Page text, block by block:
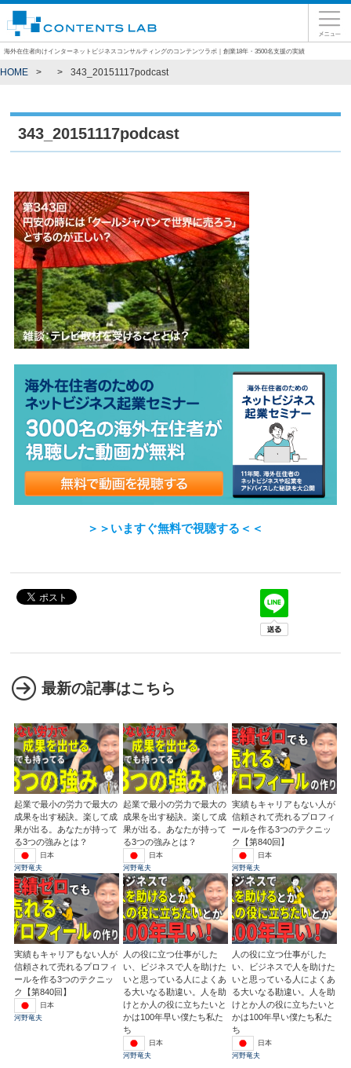
海外在住者向けインターネットビジネスコンサルティングのコンテンツラボ｜創業18年・3500名支援の実績
HOME 343_20151117podcast
343_20151117podcast
＞＞いますぐ無料で視聴する＜＜
最新の記事はこちら
起業で最小の労力で最大の
成果を出す秘訣。楽して成
果が出る。あなたが持って
る3つの強みとは？
日本
河野竜夫
起業で最小の労力で最大の
成果を出す秘訣。楽して成
果が出る。あなたが持って
る3つの強みとは？
日本
河野竜夫
実績もキャリアもない人が
信頼されて売れるプロフィ
ールを作る3つのテクニッ
ク【第840回】
日本
河野竜夫
実績もキャリアもない人が
信頼されて売れるプロフィ
ールを作る3つのテクニッ
ク【第840回】
日本
河野竜夫
人の役に立つ仕事がした
い、ビジネスで人を助けた
いと思っている人によくあ
る大いなる勘違い。人を助
けとか人の役に立ちたいと
かは100年早い僕たち私た
ち
日本
河野竜夫
人の役に立つ仕事がした
い、ビジネスで人を助けた
いと思っている人によくあ
る大いなる勘違い。人を助
けとか人の役に立ちたいと
かは100年早い僕たち私た
ち
日本
河野竜夫